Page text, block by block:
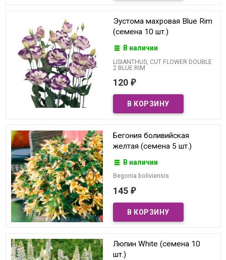
Эустома махровая Blue Rim
(семена 10 шт.)
В наличии
LISIANTHUS, CUT FLOWER DOUBLE
2 BLUE RIM
120 ₽
Бегония боливийская
желтая (семена 5 шт.)
В наличии
Begonia boliviensis
145 ₽
Люпин White (семена 10
шт.)